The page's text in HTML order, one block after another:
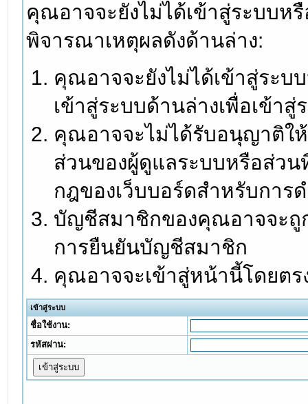
คุณอาจจะยังไม่ได้เข้าสู่ระบบ
พิจารณาเหตุผลดังด้านล่าง:
คุณอาจจะยังไม่ได้เข้าสู่ระบ
เข้าสู่ระบบด้านล่างเพื่อเข้า
คุณอาจจะไม่ได้รับอนุญาติใ
ส่วนของผู้ดูแลระบบหรือส่ว
กฎของเว็บบอร์ดสำหรับการ
บัญชีสมาชิกของคุณอาจจะถู
การยืนยันบัญชีสมาชิก
คุณอาจจะเข้าสู่หน้านี้โดยต
เข้าสู่ระบบ
ชื่อใช้งาน:
รหัสผ่าน: